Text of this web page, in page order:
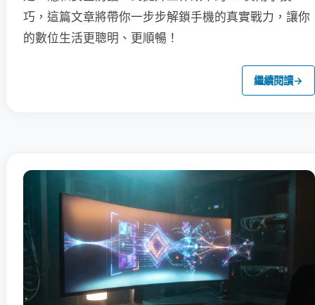
巧，這篇文章將帶你一步步解鎖手機的真實戰力，讓你
的數位生活更聰明、更順暢！
繼續閱讀→